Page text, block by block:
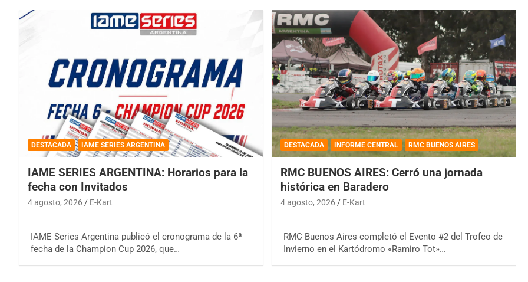
DESTACADA IAME SERIES ARGENTINA
IAME SERIES ARGENTINA: Horarios para la
fecha con Invitados
4 agosto, 2026 E-Kart
IAME Series Argentina publicó el cronograma de la 6ª
fecha de la Champion Cup 2026, que…
DESTACADA INFORME CENTRAL RMC BUENOS AIRES
RMC BUENOS AIRES: Cerró una jornada
histórica en Baradero
4 agosto, 2026 E-Kart
RMC Buenos Aires completó el Evento #2 del Trofeo de
Invierno en el Kartódromo «Ramiro Tot»…